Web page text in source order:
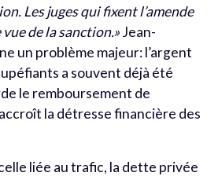
Les juges qui fixent l’amende
de la sanction.»Jean-
un problème majeur: l’argent
a souvent déjà été
le remboursement de
la détresse financière des
liée au trafic, la dette privée